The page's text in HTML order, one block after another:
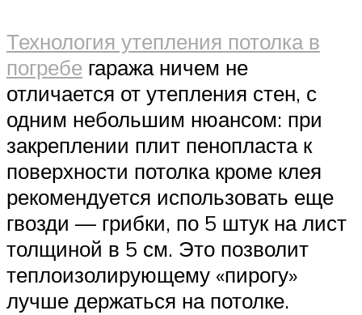
Технология утепления потолка в
погребе гаража ничем не
отличается от утепления стен, с
одним небольшим нюансом: при
закреплении плит пенопласта к
поверхности потолка кроме клея
рекомендуется использовать еще
гвозди — грибки, по 5 штук на лист
толщиной в 5 см. Это позволит
теплоизолирующему «пирогу»
лучше держаться на потолке.